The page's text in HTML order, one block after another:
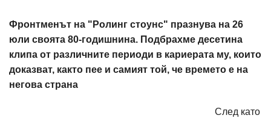
Фронтменът на "Ролинг стоунс" празнува на 26
юли своята 80-годишнина. Подбрахме десетина
клипа от различните периоди в кариерата му, които
доказват, както пее и самият той, че времето е на
негова страна
След като